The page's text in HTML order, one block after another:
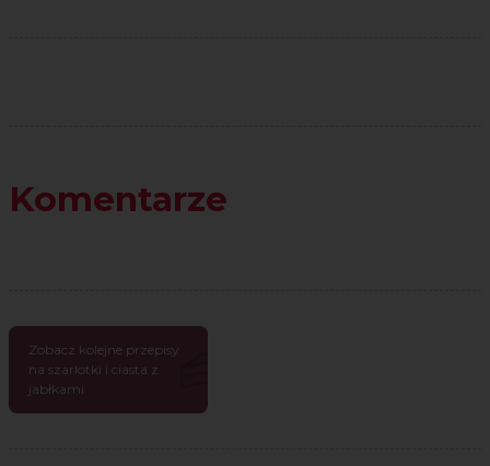
Komentarze
Zobacz kolejne przepisy
na szarlotki i ciasta z
jabłkami